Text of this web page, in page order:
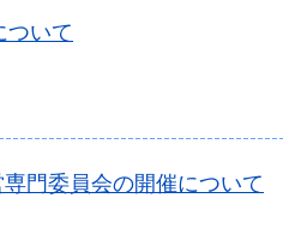
ついて
門委員会の開催について